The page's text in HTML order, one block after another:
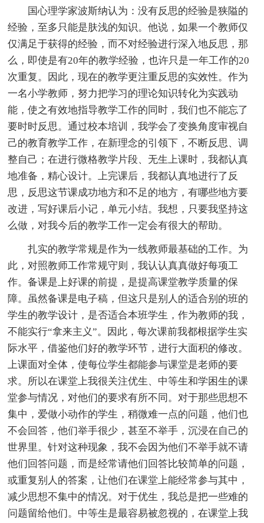
国心理学家波斯纳认为：没有反思的经验是狭隘的
经验，至多只能是肤浅的知识。他说，如果一个教师仅
仅满足于获得的经验，而不对经验进行深入地反思，那
么，即使是有20年的教学经验，也许只是一年工作的20
次重复。因此，现在的教学更注重反思的实效性。作为
一名小学教师，努力把学习的理论知识转化为实践动
能，使之有效地指导教学工作的同时，我们也不能忘了
要时时反思。通过校本培训，我学会了变换角度审视自
己的教育教学工作，在新理念的引领下，不断反思、调
整自己；在进行微格教学片段、无生上课时，我都认真
地准备，精心设计。上完课后，我都认真地进行了反
思，反思这节课成功地方和不足的地方，有哪些地方要
改进，写好课后小记，单元小结。我想，只要我坚持这
么做，对我今后的教学工作一定会有很大的帮助。
扎实的教学常规是作为一线教师最基础的工作。为
此，对照教师工作常规守则，我认认真真做好每项工
作。备课是上好课的前提，是提高课堂教学质量的保
障。虽然备课是电子稿，但这只是别人的适合别的班的
学生的教学设计，是否适合本班学生，作为教师的我，
不能实行“拿来主义”。因此，每次课前我都根据学生实
际水平，借鉴他们好的教学环节，进行大面积的修改。
上课面对全体，使每位学生都能参与课堂是老师的要
求。所以在课堂上我很关注优生、中等生和学困生的课
堂参与情况，对他们的要求有所不同。对于那些思想不
集中，爱做小动作的学生，稍微难一点的问题，他们也
不会回答，他们举手很少，甚至不举手，沉浸在自己的
世界里。针对这种现象，我不会因为他们不举手就不请
他们回答问题，而是经常请他们回答比较简单的问题，
或重复别人的答案，让他们在课堂上能经常参与其中，
减少思想不集中的情况。对于优生，我总是把一些难的
问题留给他们。中等生是最容易被忽视的，在课堂上我